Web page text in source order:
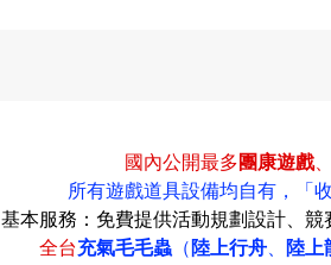
國內公開最多團康遊戲
所有遊戲道具設備均自有，
「
基本服務：免費提供活動規劃設計、
全台充氣毛毛蟲 （ 陸上行舟
陸上